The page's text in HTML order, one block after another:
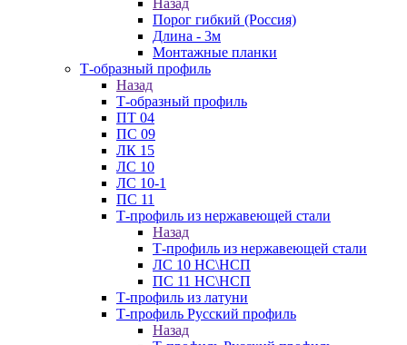
Назад
Порог гибкий (Россия)
Длина - 3м
Монтажные планки
Т-образный профиль
Назад
Т-образный профиль
ПТ 04
ПС 09
ЛК 15
ЛС 10
ЛС 10-1
ПС 11
Т-профиль из нержавеющей стали
Назад
Т-профиль из нержавеющей стали
ЛС 10 НС\НСП
ПС 11 НС\НСП
Т-профиль из латуни
Т-профиль Русский профиль
Назад